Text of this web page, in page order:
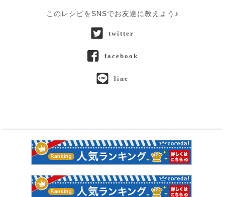
このレシピをSNSでお友達に教えよう♪
twitter
facebook
line